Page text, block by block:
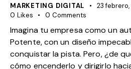
MARKETING DIGITAL 23
0 Likes 0 Comments
Imagina tu empresa como un
Potente, con un diseño
conquistar la pista. Pero, ¿de
cómo encenderlo y dirigirlo